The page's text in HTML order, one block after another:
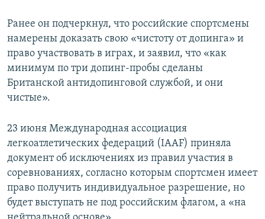
Ранее он подчеркнул, что российские спортсмены
намерены доказать свою «чистоту от допинга» и
право участвовать в играх, и заявил, что «как
минимум по три допинг-пробы сделаны
Британской антидопинговой службой, и они
чистые».
23 июня Международная ассоциация
легкоатлетических федераций (IAAF) приняла
документ об исключениях из правил участия в
соревнованиях, согласно которым спортсмен имеет
право получить индивидуальное разрешение, но
будет выступать не под российским флагом, а «на